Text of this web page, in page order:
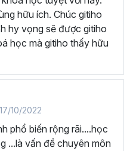
bởi luôn có các bài tập
xây dựng dựa trên các
trọng tối đa đến tính
bộ videocác thủ thuật
đối tượng muốn tỏa
Excel nâng cao thông
trong công việc.
việc trên các công cụ
hữu ích. Chúc gitiho
hy vọng sẽ được gitiho
học mà gitiho thấy hữu
10/2022
phổ biến rộng rãi....học
...là vấn đề chuyên môn